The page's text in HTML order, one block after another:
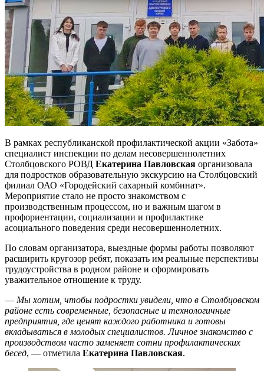
В рамках республиканской профилактической акции «Забота»
специалист инспекции по делам несовершеннолетних
Столбцовского РОВД Екатерина Павловская организовала
для подростков образовательную экскурсию на Столбцовский
филиал ОАО «Городейский сахарный комбинат».
Мероприятие стало не просто знакомством с
производственным процессом, но и важным шагом в
профориентации, социализации и профилактике
асоциального поведения среди несовершеннолетних.
По словам организатора, выездные формы работы позволяют
расширить кругозор ребят, показать им реальные перспективы
трудоустройства в родном районе и сформировать
уважительное отношение к труду.
— Мы хотим, чтобы подростки увидели, что в Столбцовском
районе есть современные, безопасные и технологичные
предприятия, где ценят каждого работника и готовы
вкладываться в молодых специалистов. Личное знакомство с
производством часто заменяет сотни профилактических
бесед, — отметила Екатерина Павловская.